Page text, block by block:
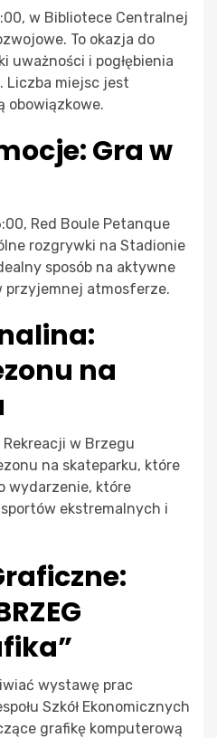
w Bibliotece Centralnej
To okazja do
uważności i pogłębienia
Liczba miejsc jest
obowiązkowe.
Gra w
Red Boule Petanque
rozgrywki na Stadionie
sposób na aktywne
przyjemnej atmosferze.
na
w Brzegu
na skateparku, które
wydarzenie, które
ekstremalnych i
wystawę prac
Szkół Ekonomicznych
grafikę komputerową